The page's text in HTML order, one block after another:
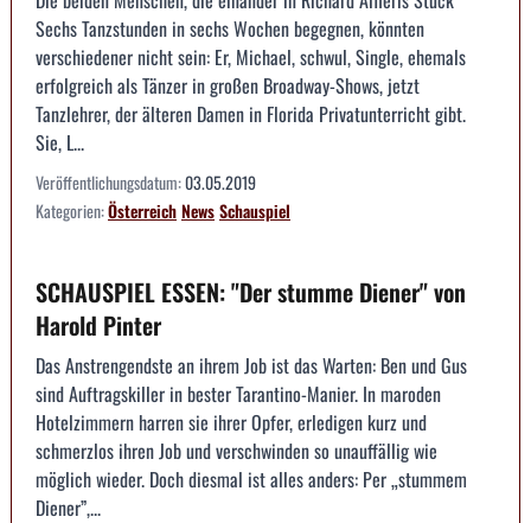
Sechs Tanzstunden in sechs Wochen begegnen, könnten
verschiedener nicht sein: Er, Michael, schwul, Single, ehemals
erfolgreich als Tänzer in großen Broadway-Shows, jetzt
Tanzlehrer, der älteren Damen in Florida Privatunterricht gibt.
Sie, L...
Veröffentlichungsdatum:03.05.2019
Kategorien:ÖsterreichNewsSchauspiel
SCHAUSPIEL ESSEN: "Der stumme Diener" von
Harold Pinter
Das Anstrengendste an ihrem Job ist das Warten: Ben und Gus
sind Auftragskiller in bester Tarantino-Manier. In maroden
Hotelzimmern harren sie ihrer Opfer, erledigen kurz und
schmerzlos ihren Job und verschwinden so unauffällig wie
möglich wieder. Doch diesmal ist alles anders: Per „stummem
Diener”,...